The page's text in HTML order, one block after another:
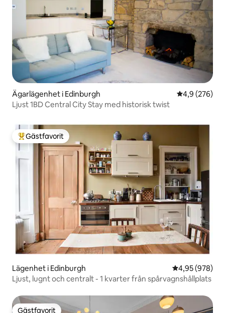
Ägarlägenhet i Edinburgh 4,9 av 5 i
4,9 (276)
Ljust 1BD Central City Stay med historisk twist
Populär gästfavorit
Gästfavorit
Lägenhet i Edinburgh 4,95 av 5 i
4,95 (978)
Ljust, lugnt och centralt - 1 kvarter från spårvagnshållplats
Gästfavorit